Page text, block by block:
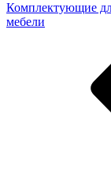
Комплектующие
мебели